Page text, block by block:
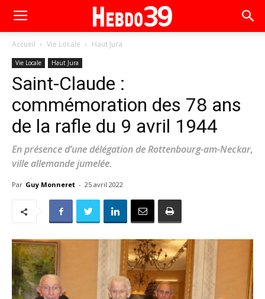
Accueil Vie Locale Haut Jura
Vie Locale Haut Jura
Saint-Claude :
commémoration des 78 ans
de la rafle du 9 avril 1944
En présence d’une délégation de Rottenbourg-am-Neckar,
ville allemande jumelée.
Par Guy Monneret - 25 avril 2022